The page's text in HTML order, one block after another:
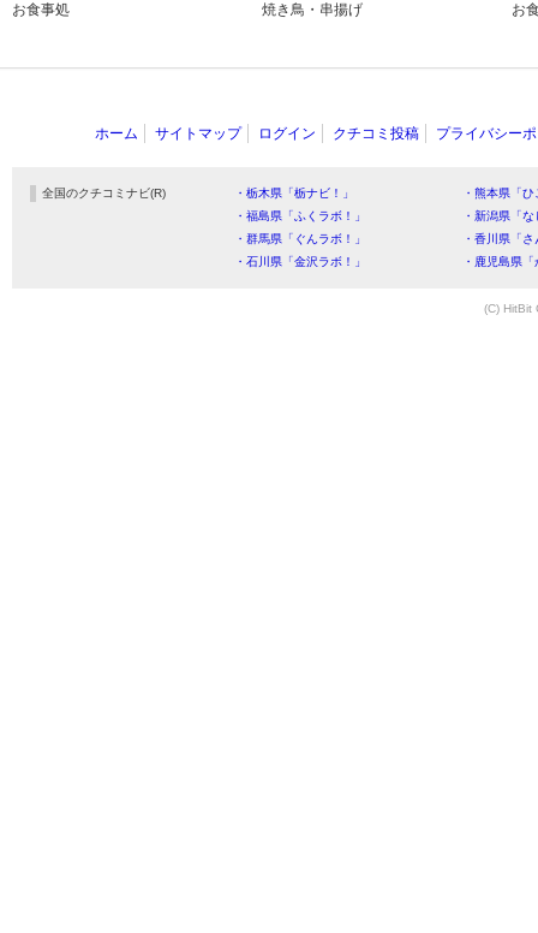
お食事処
焼き鳥・串揚げ
お
ホーム サイトマップ ログイン クチコミ投稿 プライバシー
全国のクチコミナビ(R) ・栃木県「栃ナビ！」
・熊本県「
・福島県「ふくラボ！」
・新潟県「
・群馬県「ぐんラボ！」
・香川県「
・石川県「金沢ラボ！」
・鹿児島県
(C) HitBit